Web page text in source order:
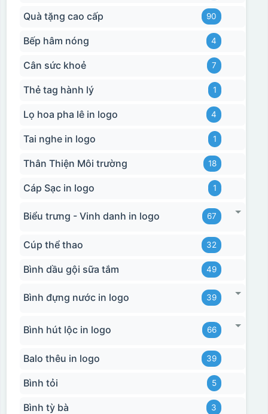
Ưu, nhược điểm của in Decal trượt nước
trên gốm sứ
Ưu điểm
Nhược điểm
mặt vật liệu rất tốt,
không phai theo thời
được nếu in sai,
hoặc rất khó khắn
về tẩy xoá
Khó khăn trong việc
in 1 số màu: Màu
Thông tin, hình ảnh in
đẹp, sắc nét, không
Quà tặng cao cấp 90
Bếp hâm nóng 4
Cân sức khoẻ 7
Thẻ tag hành lý 1
Lọ hoa pha lê in logo 4
Tai nghe in logo 1
Thân Thiện Môi trường 18
Cáp Sạc in logo 1
Biểu trưng - Vinh danh in logo 67
Cúp thể thao 32
Bình dầu gội sữa tắm 49
Bình đựng nước in logo 39
Bình hút lộc in logo 66
Balo thêu in logo 39
Bình tỏi 5
Bình tỳ bà 3